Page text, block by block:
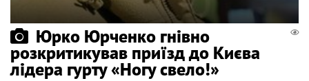
Юрко Юрченко гнівно
розкритикував приїзд до Києва
лідера гурту «Ногу свело!»